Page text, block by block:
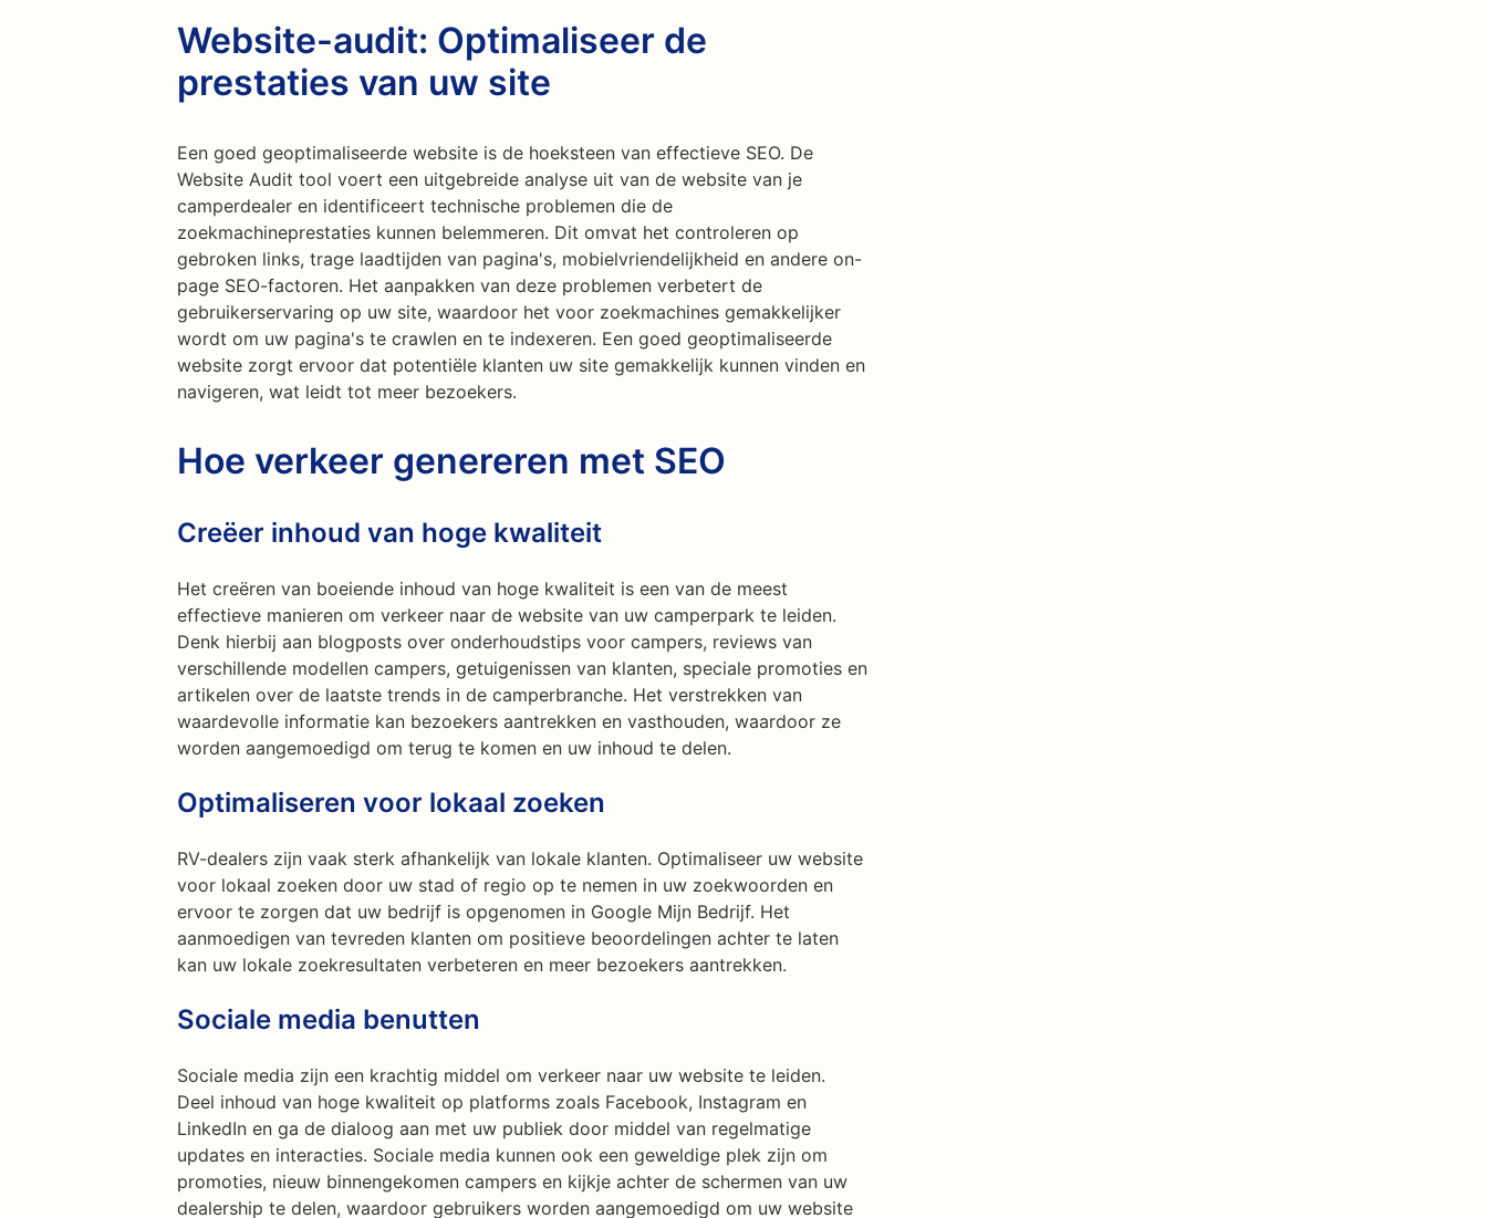
Website-audit: Optimaliseer de
prestaties van uw site
Een goed geoptimaliseerde website is de hoeksteen van effectieve SEO. De
Website Audit tool voert een uitgebreide analyse uit van de website van je
camperdealer en identificeert technische problemen die de
zoekmachineprestaties kunnen belemmeren. Dit omvat het controleren op
gebroken links, trage laadtijden van pagina's, mobielvriendelijkheid en andere on-
page SEO-factoren. Het aanpakken van deze problemen verbetert de
gebruikerservaring op uw site, waardoor het voor zoekmachines gemakkelijker
wordt om uw pagina's te crawlen en te indexeren. Een goed geoptimaliseerde
website zorgt ervoor dat potentiële klanten uw site gemakkelijk kunnen vinden en
navigeren, wat leidt tot meer bezoekers.
Hoe verkeer genereren met SEO
Creëer inhoud van hoge kwaliteit
Het creëren van boeiende inhoud van hoge kwaliteit is een van de meest
effectieve manieren om verkeer naar de website van uw camperpark te leiden.
Denk hierbij aan blogposts over onderhoudstips voor campers, reviews van
verschillende modellen campers, getuigenissen van klanten, speciale promoties en
artikelen over de laatste trends in de camperbranche. Het verstrekken van
waardevolle informatie kan bezoekers aantrekken en vasthouden, waardoor ze
worden aangemoedigd om terug te komen en uw inhoud te delen.
Optimaliseren voor lokaal zoeken
RV-dealers zijn vaak sterk afhankelijk van lokale klanten. Optimaliseer uw website
voor lokaal zoeken door uw stad of regio op te nemen in uw zoekwoorden en
ervoor te zorgen dat uw bedrijf is opgenomen in Google Mijn Bedrijf. Het
aanmoedigen van tevreden klanten om positieve beoordelingen achter te laten
kan uw lokale zoekresultaten verbeteren en meer bezoekers aantrekken.
Sociale media benutten
Sociale media zijn een krachtig middel om verkeer naar uw website te leiden.
Deel inhoud van hoge kwaliteit op platforms zoals Facebook, Instagram en
LinkedIn en ga de dialoog aan met uw publiek door middel van regelmatige
updates en interacties. Sociale media kunnen ook een geweldige plek zijn om
promoties, nieuw binnengekomen campers en kijkje achter de schermen van uw
dealership te delen, waardoor gebruikers worden aangemoedigd om uw website